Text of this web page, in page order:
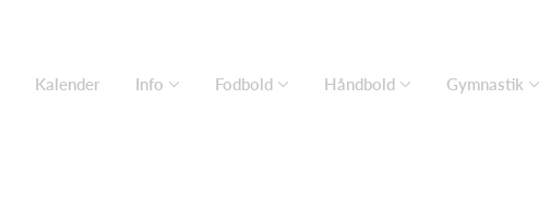
Kalender Info Fodbold Håndbold Gymnastik